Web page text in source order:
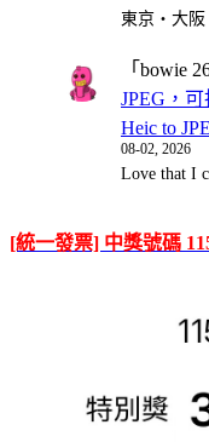
東京・大
「 bowie
JPEG，
Heic to
08-02, 2026
Love that I
[統一發票] 中獎號碼